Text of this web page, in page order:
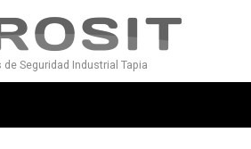
Seguridad Industrial Tapia